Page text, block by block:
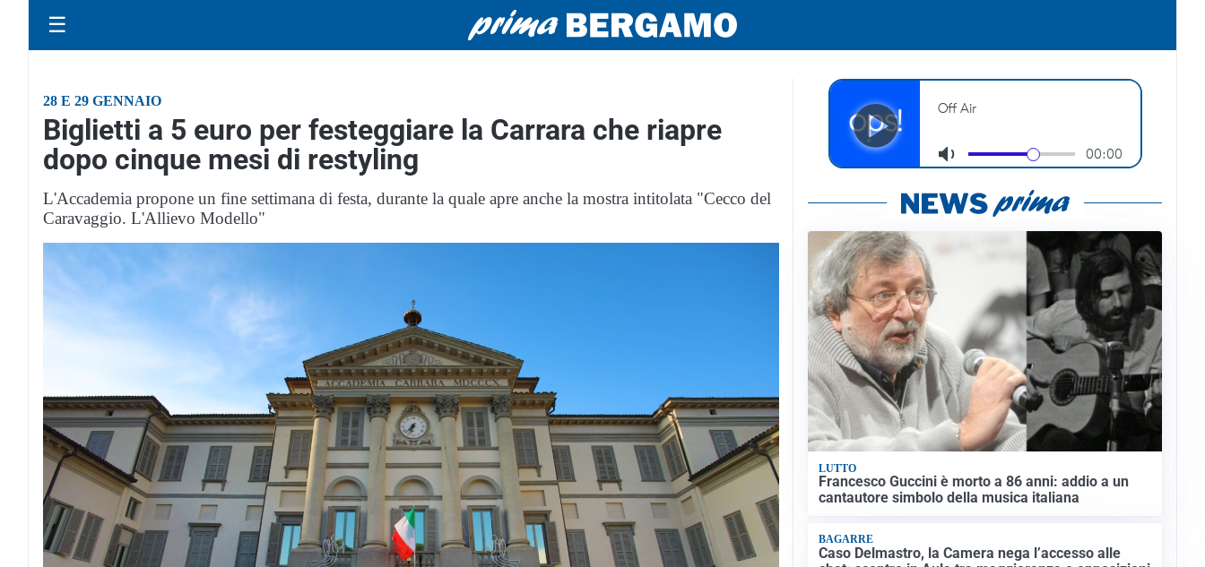
☰
28 E 29 GENNAIO
Biglietti a 5 euro per festeggiare la Carrara che riapre
dopo cinque mesi di restyling
L'Accademia propone un fine settimana di festa, durante la quale apre anche la mostra intitolata "Cecco del
Caravaggio. L'Allievo Modello"
LUTTO
Francesco Guccini è morto a 86 anni: addio a un
cantautore simbolo della musica italiana
BAGARRE
Caso Delmastro, la Camera nega l’accesso alle